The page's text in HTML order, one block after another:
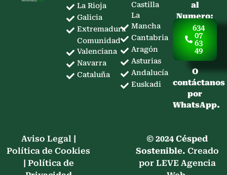
La Rioja
Galicia
Extremadura
Comunidad
Valenciana
Navarra
Cataluña
Castilla
La
Mancha
Cantabria
Aragón
Asturias
Andalucía
Euskadi
al
Numero:
634
07
63
49
O
contáctanos
por
WhatsApp.
Aviso Legal |
Política de Cookies
| Política de
© 2024 Césped
Sostenible. Creado
por LEVE Agencia